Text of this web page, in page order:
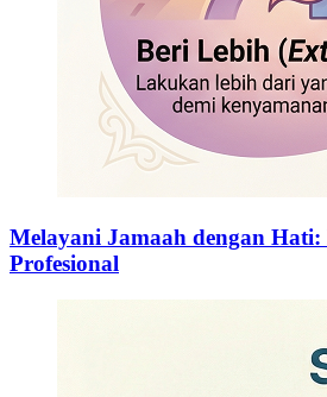
Melayani Jamaah dengan
Profesional